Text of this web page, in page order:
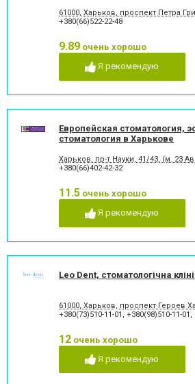
Художественная
реставрация зубов
Чистка
Эстетическая реставрация
61000, Харьков, проспект Петра
+380(66)522-22-48
9.89 очень хорошо
Я рекомендую
Европейская стоматология,
стоматология в Харькове
Харьков, пр-т Науки, 41/43, (м. 23
+380(66)402-42-32
11.5 очень хорошо
Я рекомендую
Leo Dent, стоматологічна
61000, Харьков, проспект Героев
+380(73)510-11-01 , +380(98)510-11-01 ,
12 очень хорошо
Я рекомендую